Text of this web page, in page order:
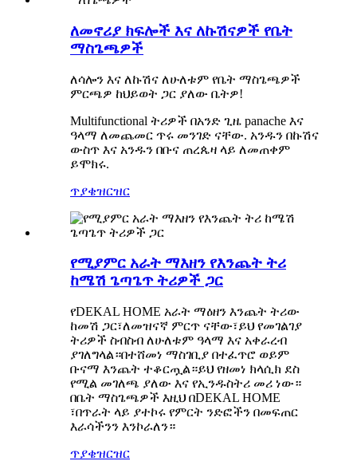
ለመኖሪያ ክፍሎች እና ለኩሽናዎች የቤት
ማስጌጫዎች
ለሳሎን እና ለኩሽና ለሁለቱም የቤት ማስጌጫዎች
ምርጫዎ ከህይወት ጋር ያለው ቤትዎ!
Multifunctional ትሪዎች በአንድ ጊዜ panache እና
ዓላማ ለመጨመር ጥሩ መንገድ ናቸው. አንዱን በኩሽና
ውስጥ እና አንዱን በቡና ጠረጴዛ ላይ ለመጠቀም
ይሞክሩ.
ጥያቄዝርዝር
የሚያምር አራት ማእዘን የእንጨት ትሪ
ከሜሽ ጌጣጌጥ ትሪዎች ጋር
የDEKAL HOME አራት ማዕዘን እንጨት ትሪው
ከመሽ ጋር፣ለመዝናኛ ምርጥ ናቸው፣ይህ የመገልገያ
ትሪዎች ስብስብ ለሁለቱም ዓላማ እና አቀራረብ
ያገለግላል።በተሸመነ ማስገቢያ በተፈጥሮ ወይም
ቡናማ እንጨት ተቆርጧል።ይህ የዘመነ ክላሲክ ደስ
የሚል መገለጫ ያለው እና የኢንዱስትሪ መሪ ነው።
በቤት ማስጌጫዎች እዚህ በDEKAL HOME
፣በጥራት ላይ ያተኮሩ የምርት ንድፎችን በመፍጠር
እራሳችንን እንኮራለን።
ጥያቄዝርዝር